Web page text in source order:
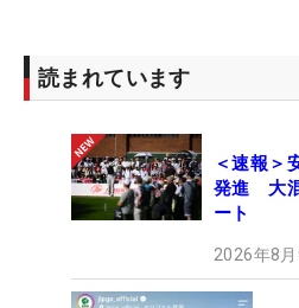
読まれています
＜速報＞
発進 大
ート
2026年8